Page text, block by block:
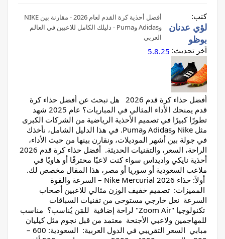
أفضل أحذية كرة القدم لعام 2026 - مقارنة بين NIKE
وAdidas وPuma - دليلك الكامل للاعبين في العالم
العربي
كتب:
لؤي عدنان
بوظو
آخر تحديث: 5.8.25
أفضل حذاء كرة قدم 2026 هل تبحث عن أفضل حذاء كرة
قدم يمنحك الأداء المثالي في المباريات؟ عام 2025 شهد
تطورًا كبيرًا في تصميم الأحذية الرياضية من الشركات الكبرى
مثل Nike وAdidas وPuma. في هذا الدليل الشامل، نأخذك
في جولة بين أشهر الموديلات، ونقارن بينها من حيث الأداء،
الراحة، السعر، والتقنيات الحديثة. أفضل حذاء كرة قدم 2026
أحذية نايكي واديداس سواء كنت لاعبًا محترفًا أو هاويًا في
ملاعب السعودية أو سوريا أو مصر، هذا المقال مخصص لك.
أولاً: حذاء Nike Mercurial 2026 – السرعة والقوة
المميزات: تصميم خفيف الوزن مثالي للاعبين أصحاب
السرعة نعل خارجي مستوحى من تقنيات السباقات
تكنولوجيا "Zoom Air" لراحة إضافية للمَن يُناسب؟ مناسب
للمهاجمين ولاعبي الأجنحة معتمد من قبل نجوم مثل كيليان
مبابي السعر التقريبي في الدول العربية: السعودية: 600 –